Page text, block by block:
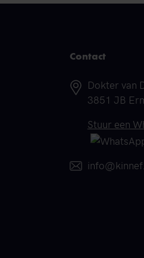
Contact
Adres
Dokter van
3851 JB
Stuur een
E-mail